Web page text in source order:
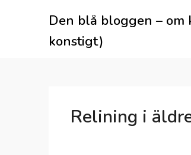
Den blå bloggen – om
konstigt)
Relining i